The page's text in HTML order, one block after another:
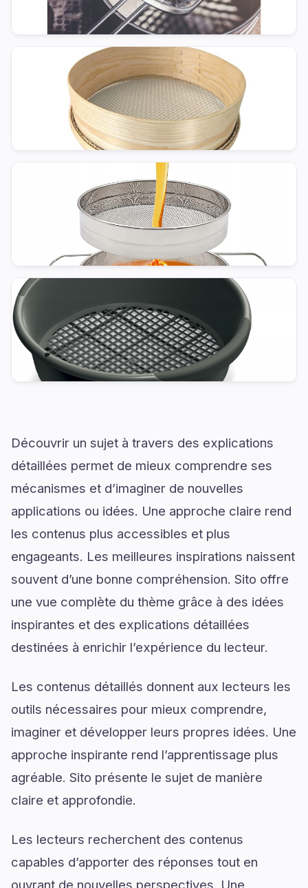
Découvrir un sujet à travers des explications
détaillées permet de mieux comprendre ses
mécanismes et d’imaginer de nouvelles
applications ou idées. Une approche claire rend
les contenus plus accessibles et plus
engageants. Les meilleures inspirations naissent
souvent d’une bonne compréhension. Sito offre
une vue complète du thème grâce à des idées
inspirantes et des explications détaillées
destinées à enrichir l’expérience du lecteur.
Les contenus détaillés donnent aux lecteurs les
outils nécessaires pour mieux comprendre,
imaginer et développer leurs propres idées. Une
approche inspirante rend l’apprentissage plus
agréable. Sito présente le sujet de manière
claire et approfondie.
Les lecteurs recherchent des contenus
capables d’apporter des réponses tout en
ouvrant de nouvelles perspectives. Une